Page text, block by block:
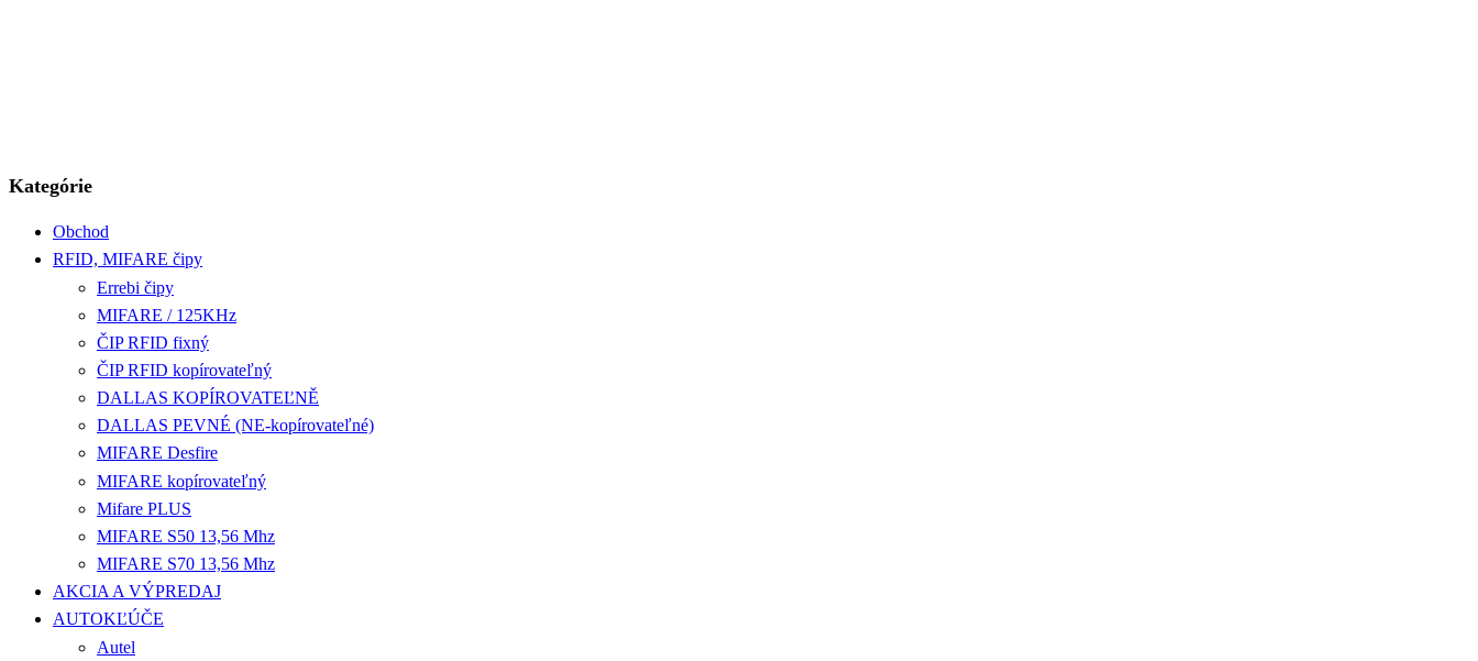
Kategórie
Obchod
RFID, MIFARE čipy
Errebi čipy
MIFARE / 125KHz
ČIP RFID fixný
ČIP RFID kopírovateľný
DALLAS KOPÍROVATEĽNĚ
DALLAS PEVNÉ (NE-kopírovateľné)
MIFARE Desfire
MIFARE kopírovateľný
Mifare PLUS
MIFARE S50 13,56 Mhz
MIFARE S70 13,56 Mhz
AKCIA A VÝPREDAJ
AUTOKĽÚČE
Autel